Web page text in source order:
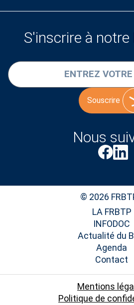
S'inscrire à
Souscrire
Nous
© 2026
LA FRBTP
INFODOC
Actualité du
Agenda
Contact
Mentions
Politique de